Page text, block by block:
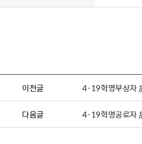
이전글 4·19혁명부상자
다음글 4·19혁명공로자